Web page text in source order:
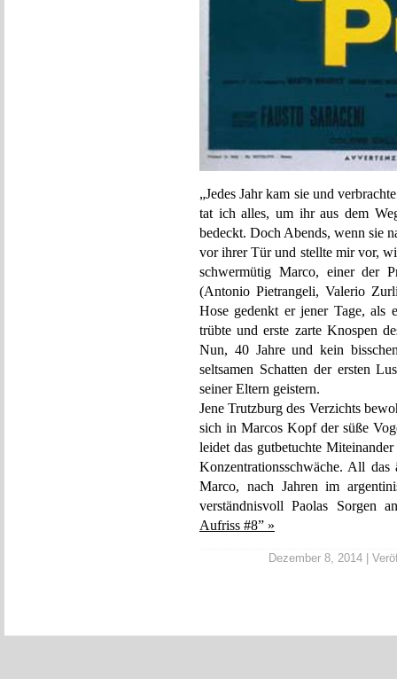
„Jedes Jahr kam sie und
tat ich alles, um ihr aus dem
bedeckt. Doch Abends, wenn sie
vor ihrer Tür und stellte mir vor,
schwermütig Marco, einer der
(Antonio Pietrangeli, Valerio
Hose gedenkt er jener Tage,
trübte und erste zarte Knospen
Nun, 40 Jahre und kein
seltsamen Schatten der ersten
seiner Eltern geistern.
Jene Trutzburg des Verzichts
sich in Marcos Kopf der süße
leidet das gutbetuchte
Konzentrationsschwäche. All
Marco, nach Jahren im
verständnisvoll Paolas Sorgen
Aufriss #8” »
Dezember 8, 2014 |